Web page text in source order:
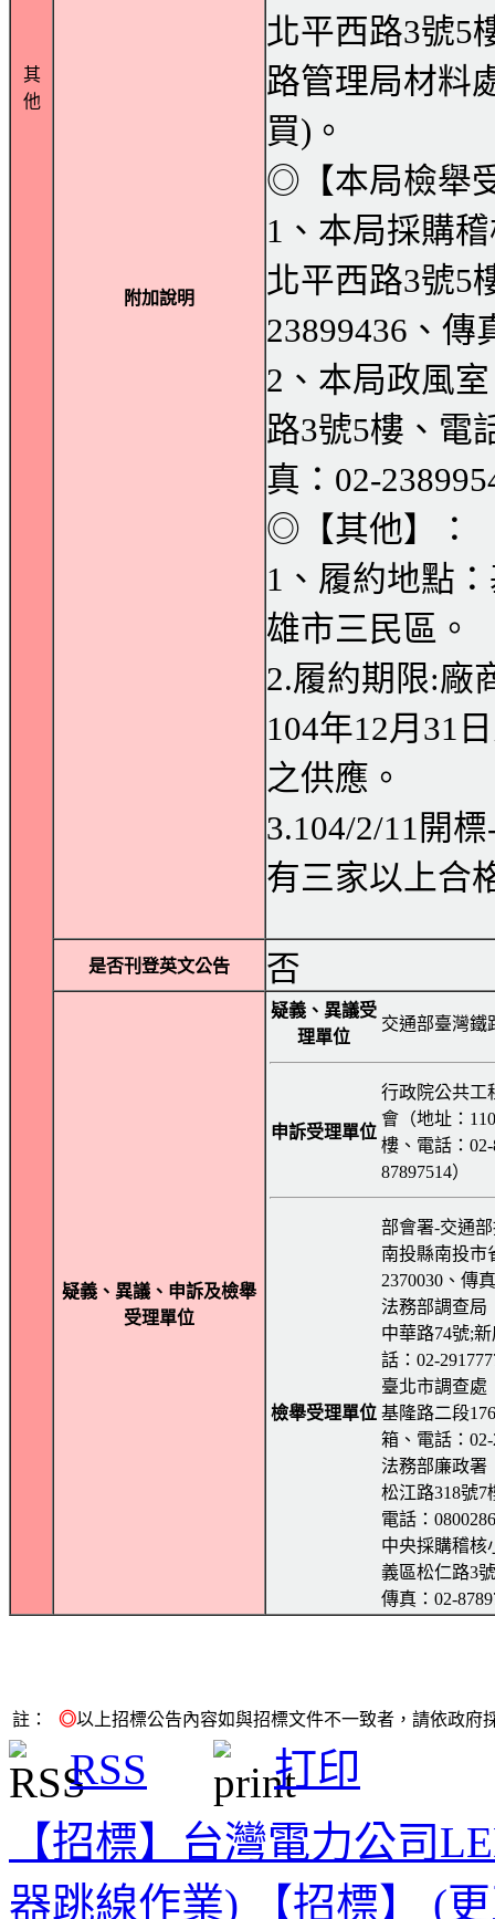
其
他
附加說明
北平西路3號5
路管理局材料
買)。
◎【本局檢舉
1、本局採購
北平西路3號5
23899436、傳
2、本局政風
路3號5樓、電
真：02-
◎【其他】：
1、履約地點
雄市三民區。
2.履約期限:廠
104年12月31
之供應。
3.104/2/11開
有三家以上合
是否刊登英文公告 否
疑義、異議、申訴及檢舉
受理單位
疑義、異議受
理單位
交通部臺灣鐵
申訴受理單位
行政院公共工
會（地址：
樓、電話：
87897514）
檢舉受理單位
部會署-交通
南投縣南投市
2370030、傳
法務部調查局
中華路74號;
話：02-
臺北市調查處
基隆路二段
箱、電話：02-
法務部廉政署
松江路318號7
電話：
中央採購稽核
義區松仁路3
傳真：02-
註： ◎以上招標公告內容如與招標文件不一致者，請依政府
RSS
打印
【招標】台灣電力公司
器跳線作業)
【招標】 (